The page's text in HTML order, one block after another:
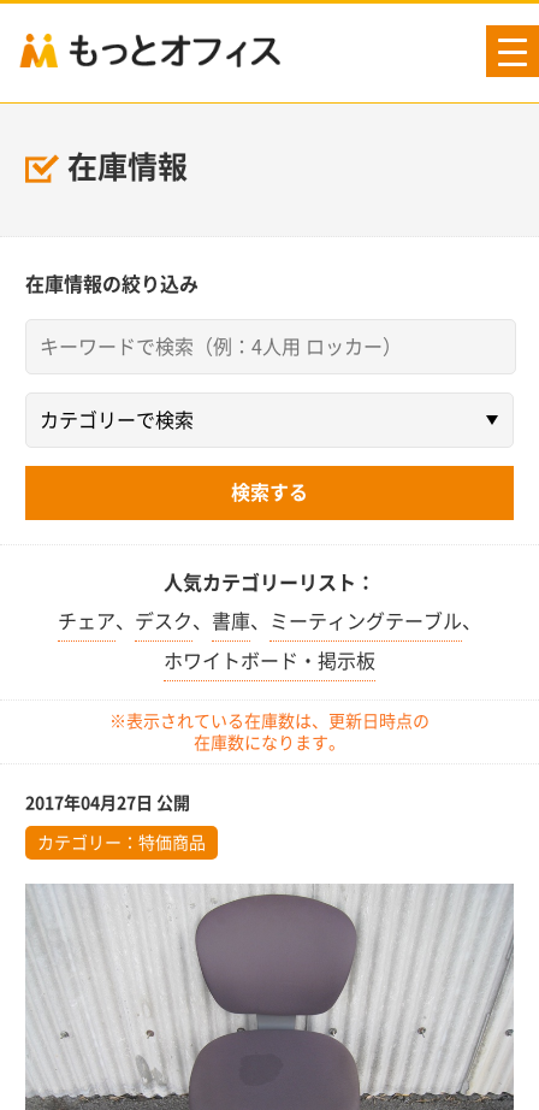
在庫情報
在庫情報の絞り込み
人気カテゴリーリスト：
チェア、 デスク、 書庫、 ミーティングテーブル、
ホワイトボード・掲示板
※表示されている在庫数は、更新日時点の
在庫数になります。
2017年04月27日 公開
カテゴリー： 特価商品